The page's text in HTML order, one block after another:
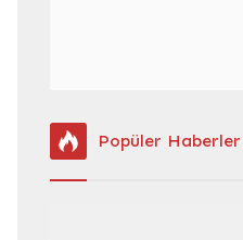
Popüler Haberler